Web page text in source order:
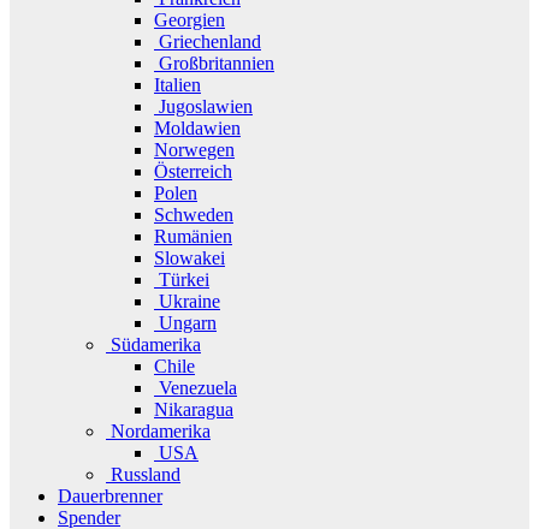
Georgien
Griechenland
Großbritannien
Italien
Jugoslawien
Moldawien
Norwegen
Österreich
Polen
Schweden
Rumänien
Slowakei
Türkei
Ukraine
Ungarn
Südamerika
Chile
Venezuela
Nikaragua
Nordamerika
USA
Russland
Dauerbrenner
Spender